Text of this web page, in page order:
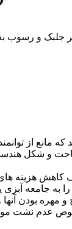
و رسوب به
از
و شکل
هزینه
به جامعه
آنها و
نشت